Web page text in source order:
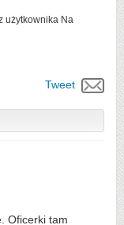
użytkownika Na
Tweet
Oficerki tam